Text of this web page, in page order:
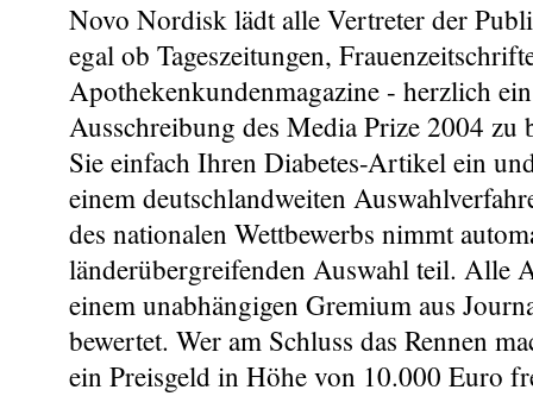
Novo Nordisk lädt alle Vertreter der
egal ob Tageszeitungen,
Apothekenkundenmagazine - herzlich
Ausschreibung des Media Prize 2004 zu
Sie einfach Ihren Diabetes-Artikel ein
einem deutschlandweiten
des nationalen Wettbewerbs nimmt
länderübergreifenden Auswahl teil. Alle
einem unabhängigen Gremium aus
bewertet. Wer am Schluss das Rennen
ein Preisgeld in Höhe von 10.000 Euro